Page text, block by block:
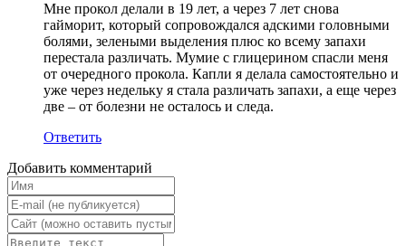
Мне прокол делали в 19 лет, а через 7 лет снова
гайморит, который сопровождался адскими головными
болями, зелеными выделения плюс ко всему запахи
перестала различать. Мумие с глицерином спасли меня
от очередного прокола. Капли я делала самостоятельно и
уже через недельку я стала различать запахи, а еще через
две – от болезни не осталось и следа.
Ответить
Добавить комментарий